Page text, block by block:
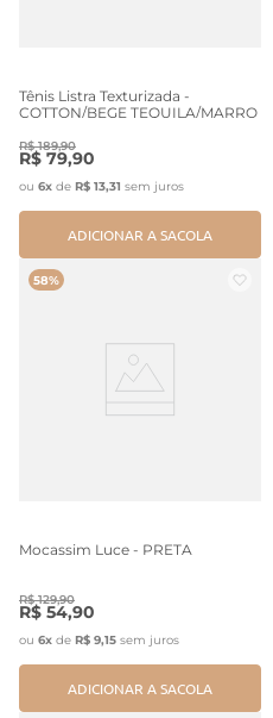
Tênis Listra Texturizada -
COTTON/BEGE TEQUILA/MARRO
R$ 189,90
R$ 79,90
ou 6x de R$ 13,31 sem juros
ADICIONAR A SACOLA
58%
Mocassim Luce - PRETA
R$ 129,90
R$ 54,90
ou 6x de R$ 9,15 sem juros
ADICIONAR A SACOLA